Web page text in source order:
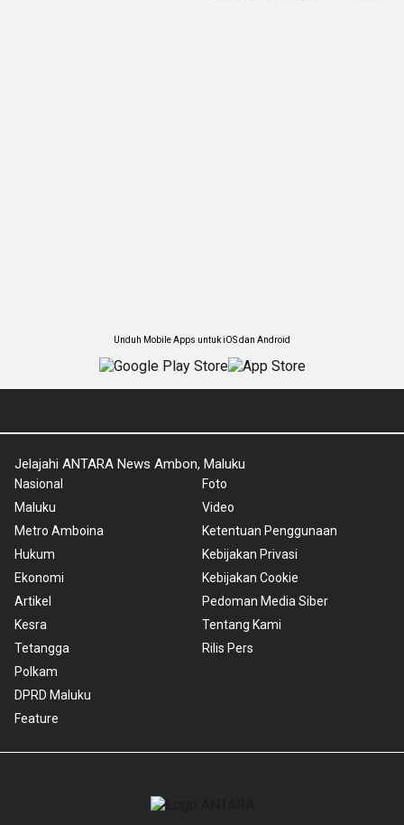
Unduh Mobile Apps untuk iOS dan Android
Jelajahi ANTARA News Ambon, Maluku
Nasional
Maluku
Metro Amboina
Hukum
Ekonomi
Artikel
Kesra
Tetangga
Polkam
DPRD Maluku
Feature
Foto
Video
Ketentuan Penggunaan
Kebijakan Privasi
Kebijakan Cookie
Pedoman Media Siber
Tentang Kami
Rilis Pers